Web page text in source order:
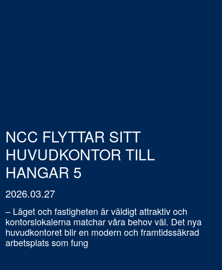
NCC FLYTTAR SITT
HUVUDKONTOR TILL
HANGAR 5
2026.03.27
– Läget och fastigheten är väldigt attraktiv och
kontorslokalerna matchar våra behov väl. Det nya
huvudkontoret blir en modern och framtidssäkrad
arbetsplats som fung